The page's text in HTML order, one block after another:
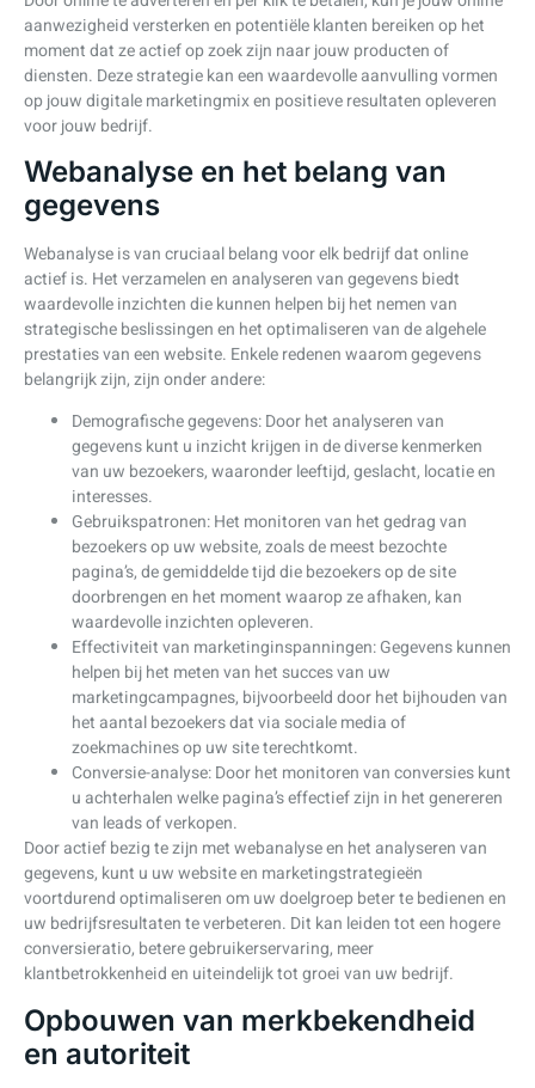
aanwezigheid versterken en potentiële klanten bereiken op het
moment dat ze actief op zoek zijn naar jouw producten of
diensten. Deze strategie kan een waardevolle aanvulling vormen
op jouw digitale marketingmix en positieve resultaten opleveren
voor jouw bedrijf.
Webanalyse en het belang van
gegevens
Webanalyse is van cruciaal belang voor elk bedrijf dat online
actief is. Het verzamelen en analyseren van gegevens biedt
waardevolle inzichten die kunnen helpen bij het nemen van
strategische beslissingen en het optimaliseren van de algehele
prestaties van een website. Enkele redenen waarom gegevens
belangrijk zijn, zijn onder andere:
Demografische gegevens: Door het analyseren van
gegevens kunt u inzicht krijgen in de diverse kenmerken
van uw bezoekers, waaronder leeftijd, geslacht, locatie en
interesses.
Gebruikspatronen: Het monitoren van het gedrag van
bezoekers op uw website, zoals de meest bezochte
pagina’s, de gemiddelde tijd die bezoekers op de site
doorbrengen en het moment waarop ze afhaken, kan
waardevolle inzichten opleveren.
Effectiviteit van marketinginspanningen: Gegevens kunnen
helpen bij het meten van het succes van uw
marketingcampagnes, bijvoorbeeld door het bijhouden van
het aantal bezoekers dat via sociale media of
zoekmachines op uw site terechtkomt.
Conversie-analyse: Door het monitoren van conversies kunt
u achterhalen welke pagina’s effectief zijn in het genereren
van leads of verkopen.
Door actief bezig te zijn met webanalyse en het analyseren van
gegevens, kunt u uw website en marketingstrategieën
voortdurend optimaliseren om uw doelgroep beter te bedienen en
uw bedrijfsresultaten te verbeteren. Dit kan leiden tot een hogere
conversieratio, betere gebruikerservaring, meer
klantbetrokkenheid en uiteindelijk tot groei van uw bedrijf.
Opbouwen van merkbekendheid
en autoriteit